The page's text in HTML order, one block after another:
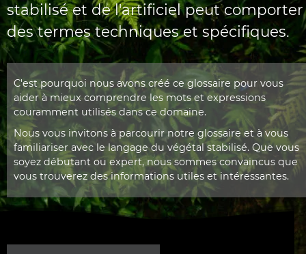
stabilisé et de l'artificiel peut comporter
des termes techniques et spécifiques.
C'est pourquoi nous avons créé ce glossaire pour vous
aider à mieux comprendre les mots et expressions
couramment utilisés dans ce domaine.
Nous vous invitons à parcourir notre glossaire et à vous
familiariser avec le langage du végétal stabilisé. Que vous
soyez débutant ou expert, nous sommes convaincus que
vous trouverez des informations utiles et intéressantes.